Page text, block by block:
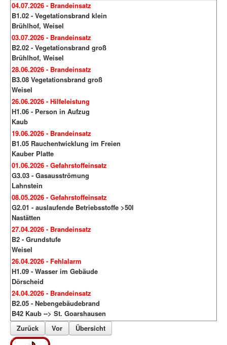
04.07.2026 - Brandeinsatz
B1.02 - Vegetationsbrand klein
Brühlhof, Weisel
03.07.2026 - Brandeinsatz
B2.02 - Vegetationsbrand groß
Brühlhof, Weisel
28.06.2026 - Brandeinsatz
B3.08 Vegetationsbrand groß
Weisel
26.06.2026 - Hilfeleistung
H1.06 - Person in Aufzug
Kaub
19.06.2026 - Brandeinsatz
B1.05 Rauchentwicklung im Freien
Kauber Platte
01.06.2026 - Gefahrstoffeinsatz
G3.03 - Gasausströmung
Lahnstein
08.05.2026 - Gefahrstoffeinsatz
G2.01 - auslaufende Betriebsstoffe >50l
Nastätten
27.04.2026 - Brandeinsatz
B2 - Grundstufe
Weisel
26.04.2026 - Fehlalarm
H1.09 - Wasser im Gebäude
Dörscheid
24.04.2026 - Brandeinsatz
B2.05 - Nebengebäudebrand
B42 Kaub --> St. Goarshausen
Zurück
Vor Übersicht